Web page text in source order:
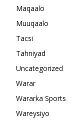
Maqaalo
Muuqaalo
Tacsi
Tahniyad
Uncategorized
Warar
Wararka Sports
Wareysiyo